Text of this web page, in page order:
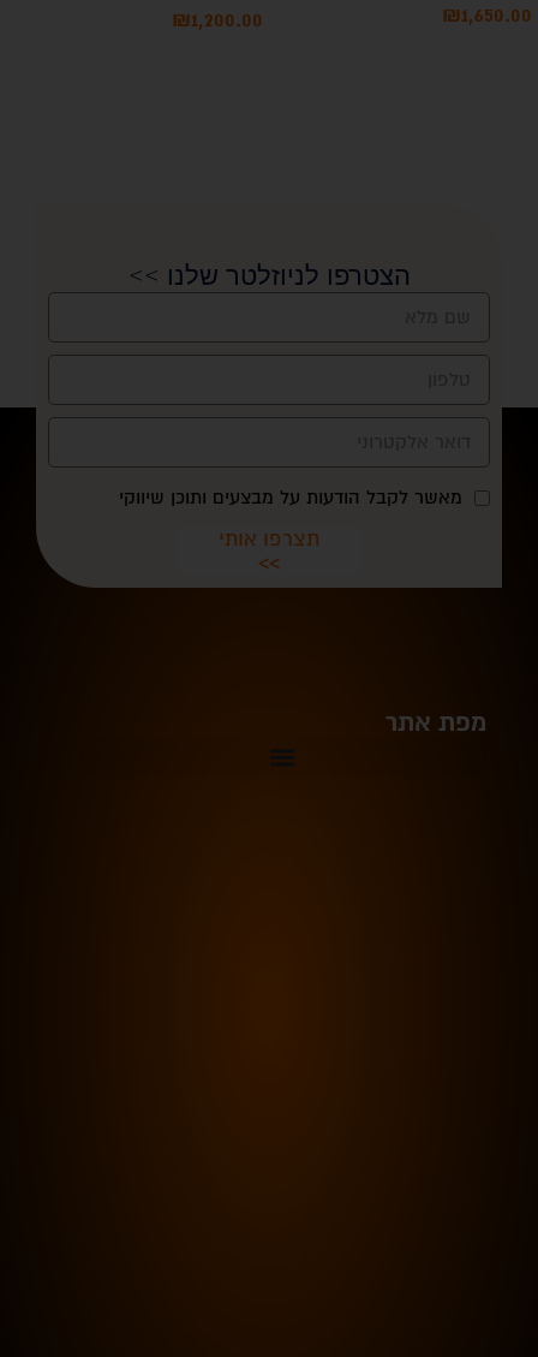
₪1,650.00
₪1,200.00
הצטרפו לניוזלטר שלנו >>
מאשר לקבל הודעות על מבצעים ותוכן שיווקי
תצרפו אותי
>>
מפת אתר